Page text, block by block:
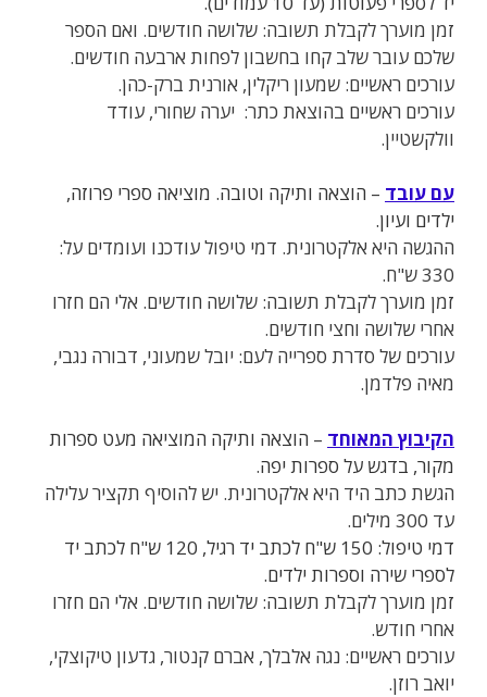
זמן מוערך לקבלת תשובה: שלושה חודשים. ואם הספר
שלכם עובר שלב קחו בחשבון לפחות ארבעה חודשים.
עורכים ראשיים: שמעון ריקלין, אורנית ברק-כהן.
עורכים ראשיים בהוצאת כתר: יערה שחורי, עודד
וולקשטיין.
עם עובד– הוצאה ותיקה וטובה. מוציאה ספרי פרוזה,
ילדים ועיון.
ההגשה היא אלקטרונית. דמי טיפול עודכנו ועומדים על:
זמן מוערך לקבלת תשובה: שלושה חודשים. אלי הם חזרו
אחרי שלושה וחצי חודשים.
עורכים של סדרת ספרייה לעם: יובל שמעוני, דבורה נגבי,
מאיה פלדמן.
הקיבוץ המאוחד– הוצאה ותיקה המוציאה מעט ספרות
מקור, בדגש על ספרות יפה.
הגשת כתב היד היא אלקטרונית. יש להוסיף תקציר עלילה
דמי טיפול: 150 ש"ח לכתב יד רגיל, 120 ש"ח לכתב יד
לספרי שירה וספרות ילדים.
זמן מוערך לקבלת תשובה: שלושה חודשים. אלי הם חזרו
אחרי חודש.
עורכים ראשיים: נגה אלבלך, אברם קנטור, גדעון טיקוצקי,
יואב רוזן.